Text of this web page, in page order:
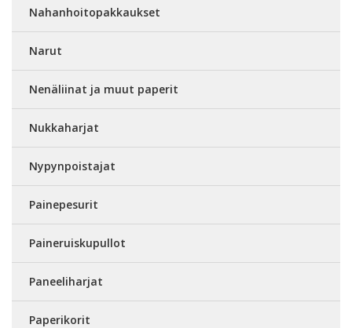
Nahanhoitopakkaukset
Narut
Nenäliinat ja muut paperit
Nukkaharjat
Nypynpoistajat
Painepesurit
Paineruiskupullot
Paneeliharjat
Paperikorit